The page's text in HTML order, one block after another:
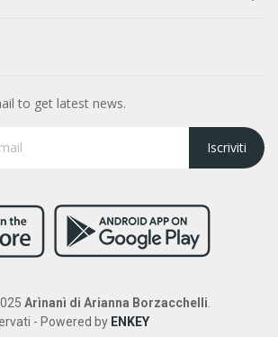
to get latest news.
Iscriviti
Arìnanì di Arianna Borzacchelli
- Powered by ENKEY